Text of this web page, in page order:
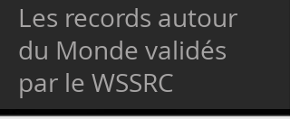
Les records autour
du Monde validés
par le WSSRC